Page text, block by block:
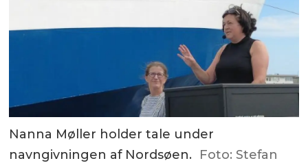
Nanna Møller holder tale under
navngivningen af Nordsøen. Foto: Stefan